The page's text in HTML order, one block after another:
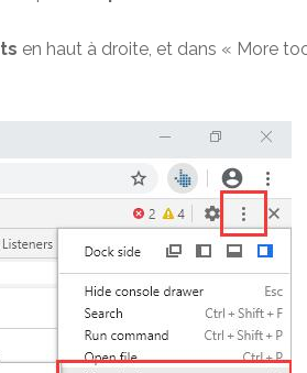
en haut à droite, et dans « More